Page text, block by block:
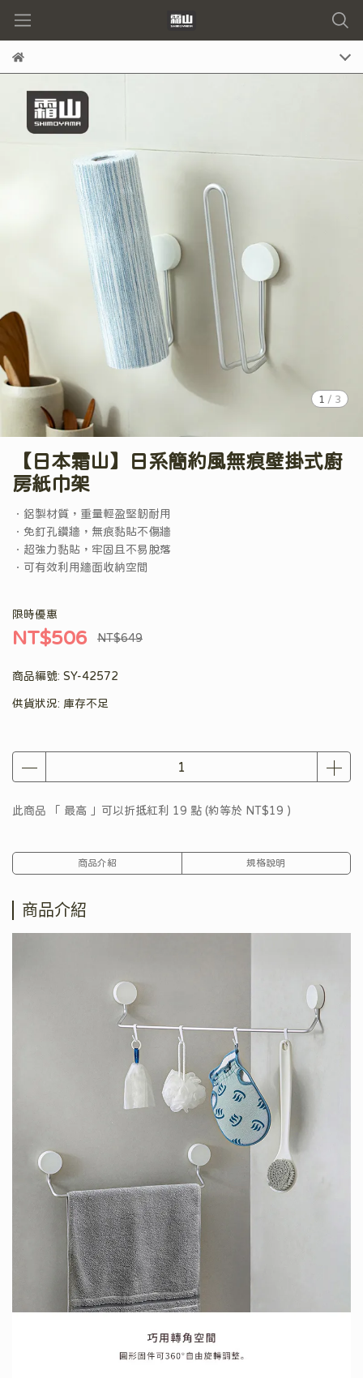
1 / 3
【日本霜山】日系簡約風無痕壁掛式廚
房紙巾架
．鋁製材質，重量輕盈堅韌耐用
．免釘孔鑽牆，無痕黏貼不傷牆
．超強力黏貼，牢固且不易脫落
．可有效利用牆面收納空間
限時優惠
NT$506 NT$649
商品編號: SY-42572
供貨狀況: 庫存不足
此商品 「 最高 」可以折抵紅利 19 點 (約等於 NT$19 )
商品介紹 規格說明
商品介紹